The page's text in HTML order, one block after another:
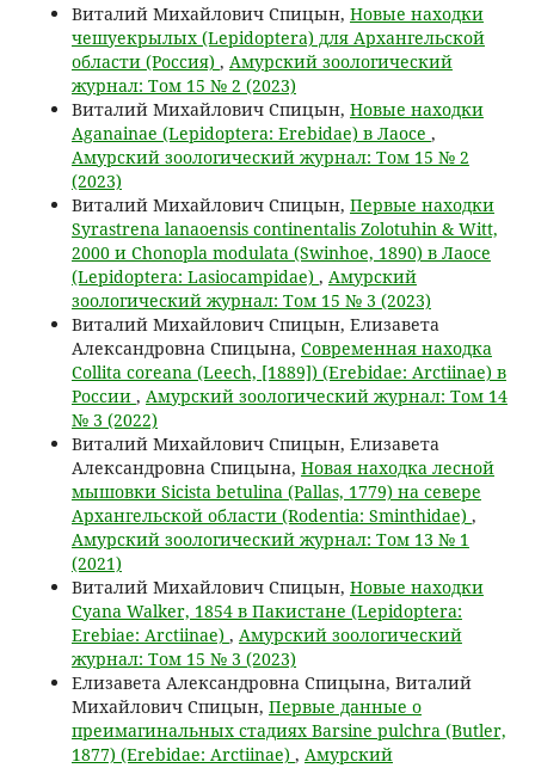
Виталий Михайлович Спицын, Новые находки
чешуекрылых (Lepidoptera) для Архангельской
области (Россия) , Амурский зоологический
журнал: Том 15 № 2 (2023)
Виталий Михайлович Спицын, Новые находки
Aganainae (Lepidoptera: Erebidae) в Лаосе ,
Амурский зоологический журнал: Том 15 № 2
(2023)
Виталий Михайлович Спицын, Первые находки
Syrastrena lanaoensis continentalis Zolotuhin & Witt,
2000 и Chonopla modulata (Swinhoe, 1890) в Лаосе
(Lepidoptera: Lasiocampidae) , Амурский
зоологический журнал: Том 15 № 3 (2023)
Виталий Михайлович Спицын, Елизавета
Александровна Спицына, Современная находка
Collita coreana (Leech, [1889]) (Erebidae: Arctiinae) в
России , Амурский зоологический журнал: Том 14
№ 3 (2022)
Виталий Михайлович Спицын, Елизавета
Александровна Спицына, Новая находка лесной
мышовки Sicista betulina (Pallas, 1779) на севере
Архангельской области (Rodentia: Sminthidae) ,
Амурский зоологический журнал: Том 13 № 1
(2021)
Виталий Михайлович Спицын, Новые находки
Cyana Walker, 1854 в Пакистане (Lepidoptera:
Erebiae: Arctiinae) , Амурский зоологический
журнал: Том 15 № 3 (2023)
Елизавета Александровна Спицына, Виталий
Михайлович Спицын, Первые данные о
преимагинальных стадиях Barsine pulchra (Butler,
1877) (Erebidae: Arctiinae) , Амурский